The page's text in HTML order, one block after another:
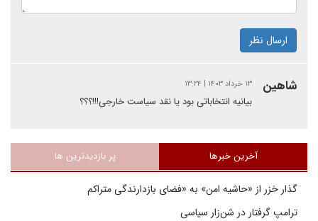
ارسال نظر
شاهین ۱۳ خرداد ۱۴۰۳ | ۱۳:۲۴
بیانیه انتخاباتی بود یا نقد سیاست خارجی!!!؟؟؟
آخرین خبرها پر بازدیدترین ها
گذار خزر از «حاشیه امن» به «فضای بازدارندگی متراکم
ترامپ گرفتار در شن‌زار سیاسی